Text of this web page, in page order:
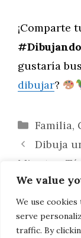
We value
We use
serve
traffic. By
¡Comparte
gustaría
dibujar?
Familia,
Dibuja
Minutos:
Di adiós
renting de
tienes todo